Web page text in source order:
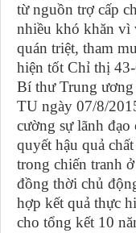
từ nguồn trợ cấp
nhiều khó khăn vì
quán triệt, tham
hiện tốt Chỉ thị
Bí thư Trung
TU ngày 07/8/
cường sự lãnh
quyết hậu quả
trong chiến tranh
đồng thời chủ
hợp kết quả thực
cho tổng kết 10